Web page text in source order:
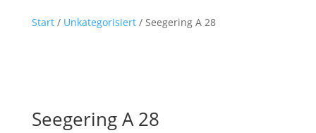
Start/ Unkategorisiert/ Seegering A 28
Seegering A 28